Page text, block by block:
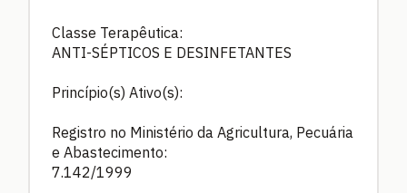
Classe Terapêutica:
ANTI-SÉPTICOS E DESINFETANTES
Princípio(s) Ativo(s):
Registro no Ministério da Agricultura, Pecuária
e Abastecimento:
7.142/1999